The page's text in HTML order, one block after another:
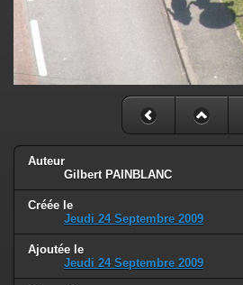
Auteur
Gilbert PAINBLANC
Créée le
Jeudi 24 Septembre 2009
Ajoutée le
Jeudi 24 Septembre 2009